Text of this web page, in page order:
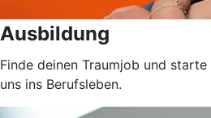
Ausbildung
Finde deinen Traumjob und
uns ins Berufsleben.